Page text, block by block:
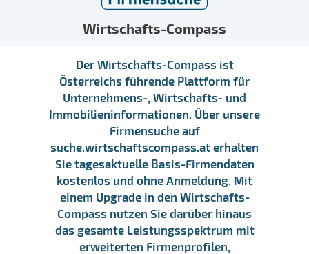
Wirtschafts-Compass
Der Wirtschafts-Compass ist
Österreichs führende Plattform für
Unternehmens-, Wirtschafts- und
Immobilieninformationen. Über unsere
Firmensuche auf
suche.wirtschaftscompass.at erhalten
Sie tagesaktuelle Basis-Firmendaten
kostenlos und ohne Anmeldung. Mit
einem Upgrade in den Wirtschafts-
Compass nutzen Sie darüber hinaus
das gesamte Leistungsspektrum mit
erweiterten Firmenprofilen,